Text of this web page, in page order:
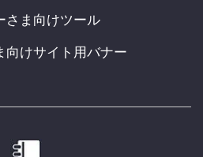
さま向けツール
向けサイト用バナー